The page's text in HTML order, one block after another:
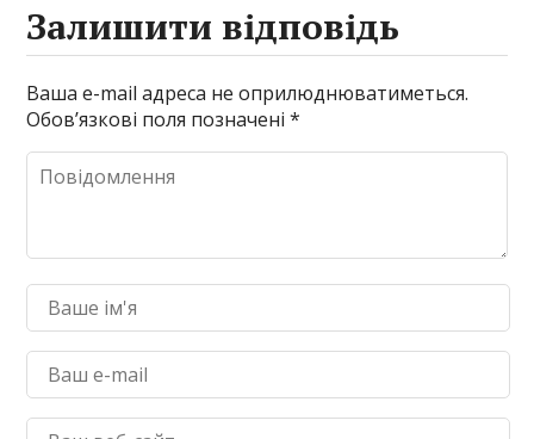
Залишити відповідь
Ваша e-mail адреса не оприлюднюватиметься.
Обов’язкові поля позначені*